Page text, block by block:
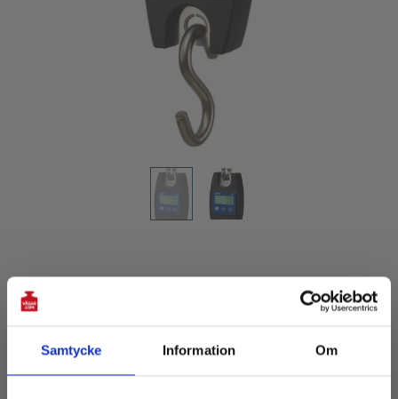
Samtycke Information Om
HÄNGVÅG CLH4 Lidén Weighing